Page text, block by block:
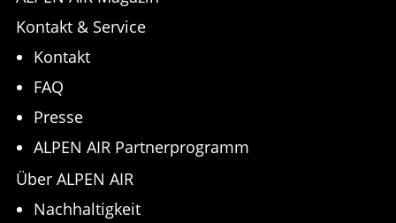
Kontakt & Service
Kontakt
FAQ
Presse
ALPEN AIR Partnerprogramm
Über ALPEN AIR
Nachhaltigkeit